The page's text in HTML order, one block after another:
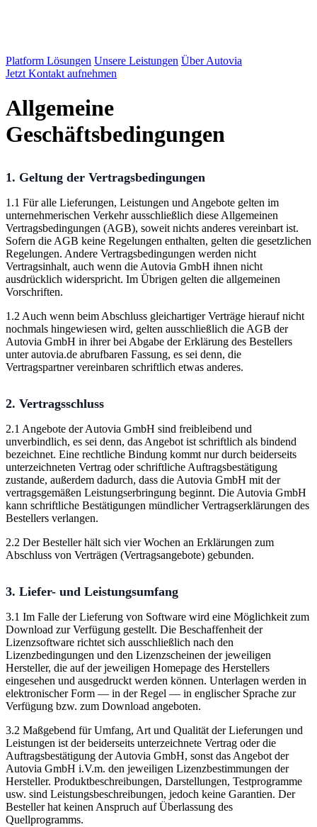
Platform Lösungen Unsere Leistungen Über Autovia
Jetzt Kontakt aufnehmen
Allgemeine
Geschäftsbedingungen
1. Geltung der Vertragsbedingungen
1.1 Für alle Lieferungen, Leistungen und Angebote gelten im
unternehmerischen Verkehr ausschließlich diese Allgemeinen
Vertragsbedingungen (AGB), soweit nichts anderes vereinbart ist.
Sofern die AGB keine Regelungen enthalten, gelten die gesetzlichen
Regelungen. Andere Vertragsbedingungen werden nicht
Vertragsinhalt, auch wenn die Autovia GmbH ihnen nicht
ausdrücklich widerspricht. Im Übrigen gelten die allgemeinen
Vorschriften.
1.2 Auch wenn beim Abschluss gleichartiger Verträge hierauf nicht
nochmals hingewiesen wird, gelten ausschließlich die AGB der
Autovia GmbH in ihrer bei Abgabe der Erklärung des Bestellers
unter autovia.de abrufbaren Fassung, es sei denn, die
Vertragspartner vereinbaren schriftlich etwas anderes.
2. Vertragsschluss
2.1 Angebote der Autovia GmbH sind freibleibend und
unverbindlich, es sei denn, das Angebot ist schriftlich als bindend
bezeichnet. Eine rechtliche Bindung kommt nur durch beiderseits
unterzeichneten Vertrag oder schriftliche Auftragsbestätigung
zustande, außerdem dadurch, dass die Autovia GmbH mit der
vertragsgemäßen Leistungserbringung beginnt. Die Autovia GmbH
kann schriftliche Bestätigungen mündlicher Vertragserklärungen des
Bestellers verlangen.
2.2 Der Besteller hält sich vier Wochen an Erklärungen zum
Abschluss von Verträgen (Vertragsangebote) gebunden.
3. Liefer- und Leistungsumfang
3.1 Im Falle der Lieferung von Software wird eine Möglichkeit zum
Download zur Verfügung gestellt. Die Beschaffenheit der
Lizenzsoftware richtet sich ausschließlich nach den
Lizenzbedingungen und den Lizenzscheinen der jeweiligen
Hersteller, die auf der jeweiligen Homepage des Herstellers
eingesehen und ausgedruckt werden können. Unterlagen werden in
elektronischer Form — in der Regel — in englischer Sprache zur
Verfügung bzw. zum Download angeboten.
3.2 Maßgebend für Umfang, Art und Qualität der Lieferungen und
Leistungen ist der beiderseits unterzeichnete Vertrag oder die
Auftragsbestätigung der Autovia GmbH, sonst das Angebot der
Autovia GmbH i.V.m. den jeweiligen Lizenzbestimmungen der
Hersteller. Produktbeschreibungen, Darstellungen, Testprogramme
usw. sind Leistungsbeschreibungen, jedoch keine Garantien. Der
Besteller hat keinen Anspruch auf Überlassung des
Quellprogramms.